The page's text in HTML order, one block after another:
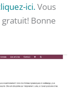
ici.Vous
Bonne